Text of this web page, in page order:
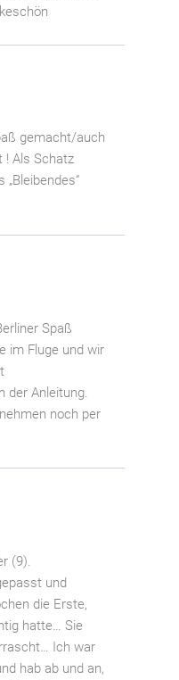
gemacht/auch
! Als Schatz
Spaß
im Fluge und wir
der Anleitung.
noch per
(9).
und
die Erste,
hatte… Sie
Ich war
hab ab und an,